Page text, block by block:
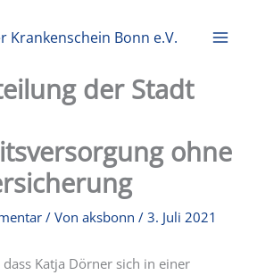
Krankenschein Bonn e.V.
der Stadt
ohne
/ Von aksbonn / 3. Juli 2021
Katja Dörner sich in einer